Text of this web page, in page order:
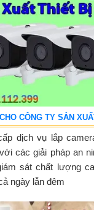
CÔNG TY SẢN
dịch vụ lắp
các giải pháp an
sát chất lượng
ngày lẫn đêm